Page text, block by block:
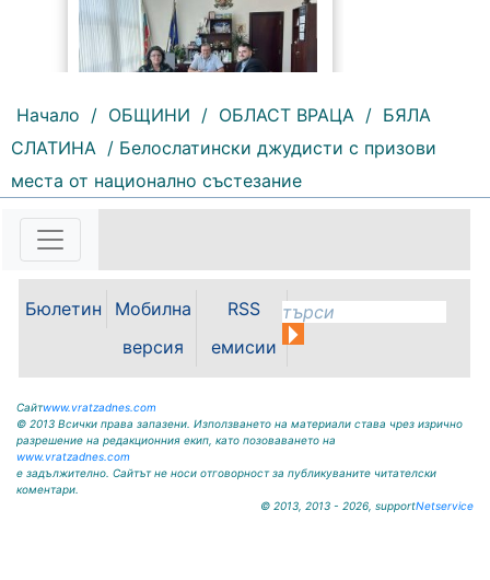
Областният управител на
Зорница Михайлова проведоха
директор на РИОСВ - Светослав
Илиев. По време на срещата бяха
обсъдени приоритетите в...
Начало / ОБЩИНИ / ОБЛАСТ ВРАЦА / БЯЛА
СЛАТИНА / Белослатински джудисти с призови
места от национално състезание
Бюлетин
Мобилна
версия
RSS
емисии
Сайтwww.vratzadnes.com
© 2013 Всички права запазени. Използването на материали става чрез изрично
разрешение на редакционния екип, като позоваването на
www.vratzadnes.com
е задължително. Сайтът не носи отговорност за публикуваните читателски
коментари.
© 2013, 2013 - 2026, supportNetservice